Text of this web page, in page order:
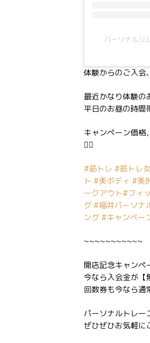
パーソナルジ
体験からのご入会
最近かなり体験の
平日のお昼の時間
キャンペーン価格
🙇‍♀️
#筋トレ #筋トレ
ト #美ボディ #美
ークアウト#フィ
グ #福井パーソナ
ング #キャンペー
~~~~~~~~~~~
開店記念キャン
今なら入会金が【
回数券も今なら
パーソナルトレー
ぜひぜひお気軽